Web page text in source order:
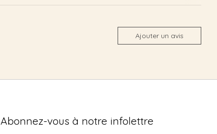
Ajouter un avis
Abonnez-vous à notre infolettre